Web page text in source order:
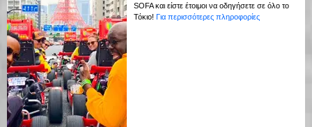
SOFA και είστε έτοιμοι να οδηγήσετε σε όλο το
Τόκιο! Για περισσότερες πληροφορίες